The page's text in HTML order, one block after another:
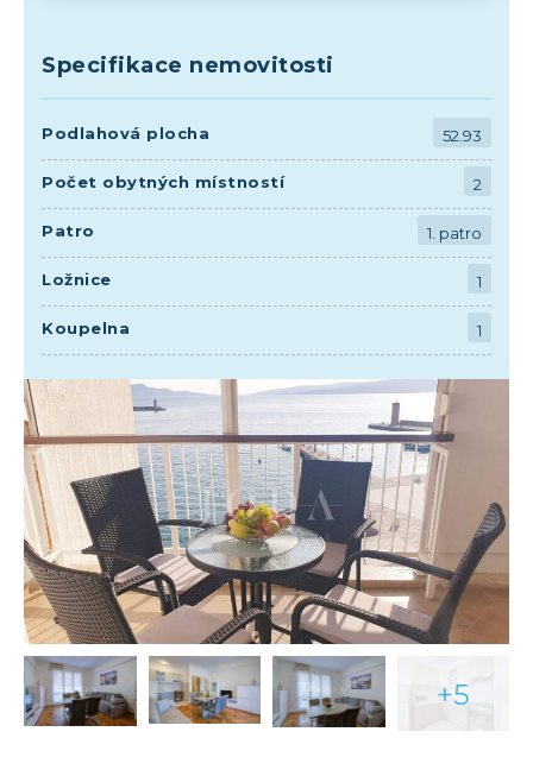
+5
Specifikace nemovitosti
Podlahová plocha 52.93
Počet obytných místností 2
Patro 1. patro
Ložnice 1
Koupelna 1